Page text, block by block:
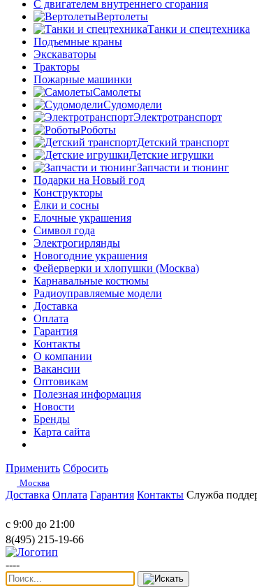
С двигателем внутреннего сгорания
Вертолеты
Танки и спецтехника
Подъемные краны
Экскаваторы
Тракторы
Пожарные машинки
Самолеты
Судомодели
Электротранспорт
Роботы
Детский транспорт
Детские игрушки
Запчасти и тюнинг
Подарки на Новый год
Конструкторы
Ёлки и сосны
Елочные украшения
Символ года
Электрогирлянды
Новогодние украшения
Фейерверки и хлопушки (Москва)
Карнавальные костюмы
Радиоуправляемые модели
Доставка
Оплата
Гарантия
Контакты
О компании
Вакансии
Оптовикам
Полезная информация
Новости
Бренды
Карта сайта
Применить Сбросить
Москва
Доставка Оплата Гарантия Контакты Служба
с 9:00 до 21:00
8(495) 215-19-66
----